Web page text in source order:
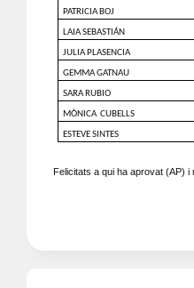
PATRICIA BOJ
LAIA SEBASTIÁN
JULIA PLASENCIA
GEMMA GATNAU
SARA RUBIO
MÒNICA CUBELLS
ESTEVE SINTES
Felicitats a qui ha aprovat (AP)